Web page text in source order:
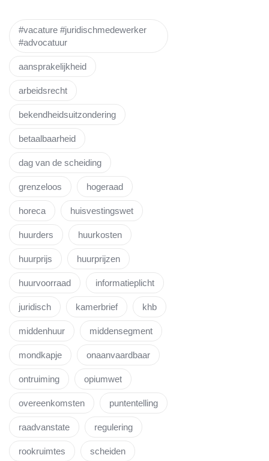
#vacature #juridischmedewerker
#advocatuur
aansprakelijkheid
arbeidsrecht
bekendheidsuitzondering
betaalbaarheid
dag van de scheiding
grenzeloos hogeraad
horeca huisvestingswet
huurders huurkosten
huurprijs huurprijzen
huurvoorraad informatieplicht
juridisch kamerbrief khb
middenhuur middensegment
mondkapje onaanvaardbaar
ontruiming opiumwet
overeenkomsten puntentelling
raadvanstate regulering
rookruimtes scheiden